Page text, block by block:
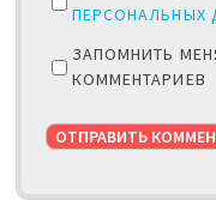
ПЕРСОНАЛЬНЫХ
ЗАПОМНИТЬ
КОММЕНТАРИЕВ